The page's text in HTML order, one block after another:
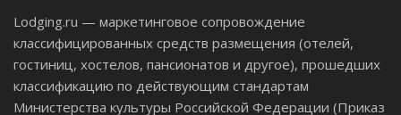
Lodging.ru — маркетинговое сопровождение
классифицированных средств размещения (отелей,
гостиниц, хостелов, пансионатов и другое), прошедших
классификацию по действующим стандартам
Министерства культуры Российской Федерации (Приказ